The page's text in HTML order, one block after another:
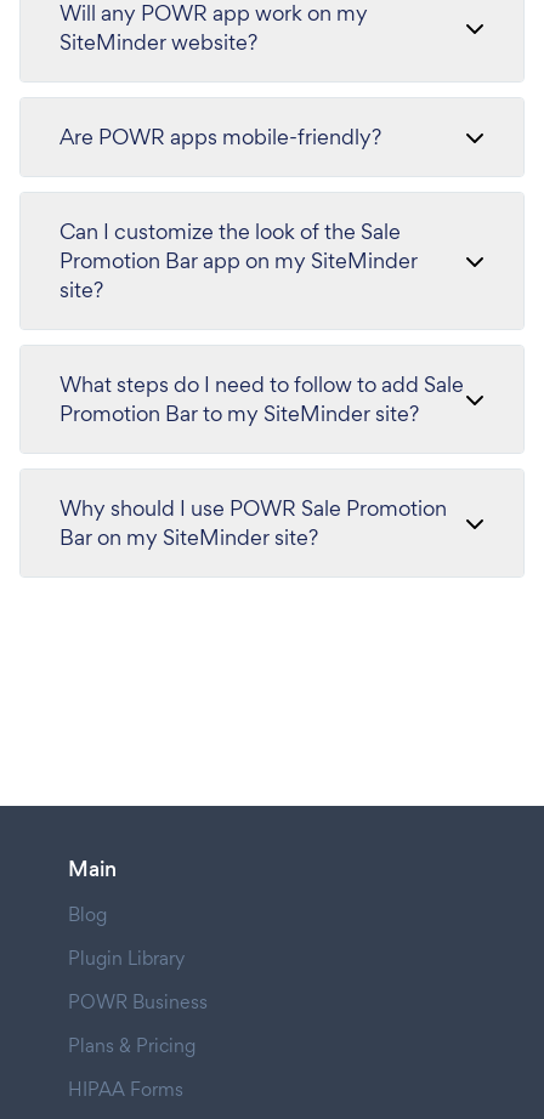
Will any POWR app work on my
SiteMinder website?
Are POWR apps mobile-friendly?
Can I customize the look of the Sale
Promotion Bar app on my SiteMinder
site?
What steps do I need to follow to add Sale
Promotion Bar to my SiteMinder site?
Why should I use POWR Sale Promotion
Bar on my SiteMinder site?
Main
Blog
Plugin Library
POWR Business
Plans & Pricing
HIPAA Forms